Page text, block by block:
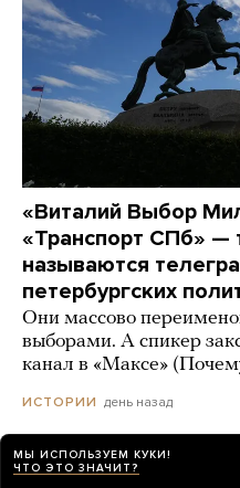
«Виталий Выбор
«Транспорт СПб» —
называются
петербургских
Они массово
выборами. А спикер
канал в «Максе»
ИСТОРИИ день назад
МЫ ИСПОЛЬЗУЕМ КУКИ!
ЧТО ЭТО ЗНАЧИТ?